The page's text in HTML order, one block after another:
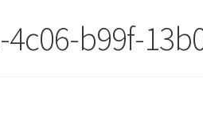
b99f-